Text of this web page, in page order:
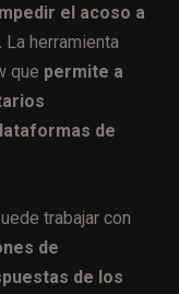
el acoso a
. La herramienta
que permite a
de
trabajar con
de
de los